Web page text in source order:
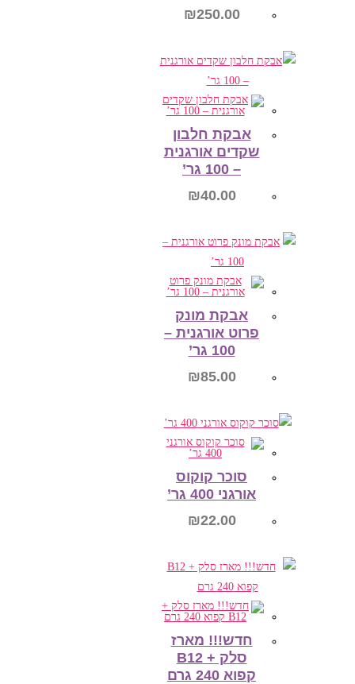
₪250.00
הוספה לסל
אבקת חלבון
שקדים אורגנית
– 100 גר’
₪40.00
הוספה לסל
אבקת מונק
פרוט אורגנית –
100 גר’
₪85.00
סוכר קוקוס
אורגני 400 גר’
₪22.00
הוספה לסל
חדש!!! מארז
סלק + B12
קפוא 240 גרם